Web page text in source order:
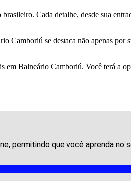
Cada detalhe, desde sua
Camboriú se destaca não apenas por
em Balneário Camboriú. Você terá a
permitindo que você aprenda no